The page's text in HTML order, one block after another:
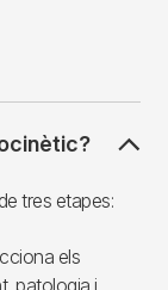
tres etapes:
els